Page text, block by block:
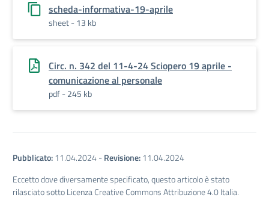
scheda-informativa-19-aprile
sheet - 13 kb
Circ. n. 342 del 11-4-24 Sciopero 19 aprile -
comunicazione al personale
pdf - 245 kb
Pubblicato:11.04.2024-Revisione:11.04.2024
Eccetto dove diversamente specificato, questo articolo è stato
rilasciato sotto Licenza Creative Commons Attribuzione 4.0 Italia.